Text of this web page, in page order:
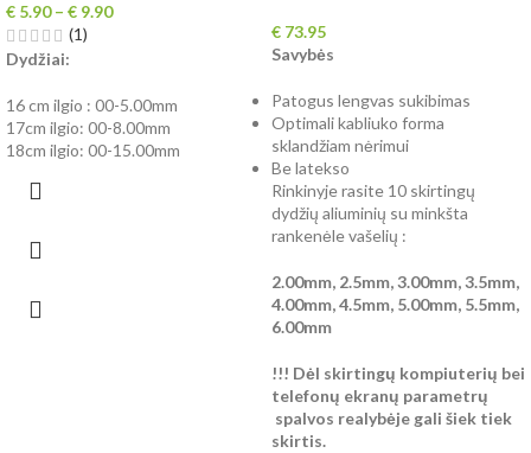
€ 5.90 – € 9.90
(1)
Dydžiai:
16 cm ilgio : 00-5.00mm
17cm ilgio: 00-8.00mm
18cm ilgio: 00-15.00mm
€ 73.95
Savybės
Patogus lengvas sukibimas
Optimali kabliuko forma
sklandžiam nėrimui
Be latekso
Rinkinyje rasite 10 skirtingų
dydžių aliuminių su minkšta
rankenėle vašelių :
2.00mm, 2.5mm, 3.00mm, 3.5mm,
4.00mm, 4.5mm, 5.00mm, 5.5mm,
6.00mm
!!! Dėl skirtingų kompiuterių bei
telefonų ekranų parametrų
spalvos realybėje gali šiek tiek
skirtis.